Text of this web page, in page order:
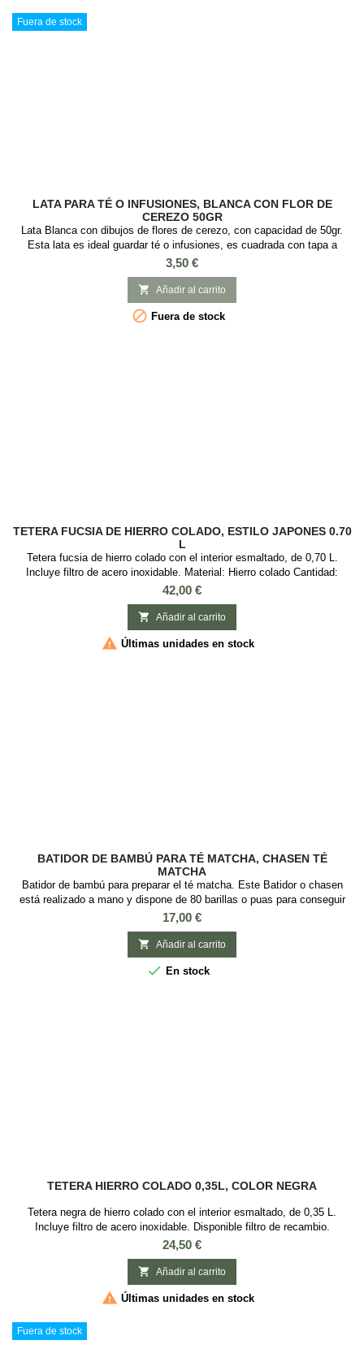
Fuera de stock
LATA PARA TÉ O INFUSIONES, BLANCA CON FLOR DE
CEREZO 50GR
Lata Blanca con dibujos de flores de cerezo, con capacidad de 50gr.
Esta lata es ideal guardar té o infusiones, es cuadrada con tapa a
presión y con Medidas: : 6,7 x 6,7 x 7,1 cm.
Precio
3,50 €
 Añadir al carrito
 Fuera de stock
TETERA FUCSIA DE HIERRO COLADO, ESTILO JAPONES 0.70
L
Tetera fucsia de hierro colado con el interior esmaltado, de 0,70 L.
Incluye filtro de acero inoxidable. Material: Hierro colado Cantidad:
700ml Color: Fucsia Motivos: Asa con cuerda, estilo japonés
Precio
42,00 €
 Añadir al carrito
 Últimas unidades en stock
BATIDOR DE BAMBÚ PARA TÉ MATCHA, CHASEN TÉ
MATCHA
Batidor de bambú para preparar el té matcha. Este Batidor o chasen
está realizado a mano y dispone de 80 barillas o puas para conseguir
una textura espumosa al batir el té matcha para la ceremonia tradicional
japonesa del té. Largo: 11cm.
Precio
17,00 €
 Añadir al carrito
 En stock
TETERA HIERRO COLADO 0,35L, COLOR NEGRA
Tetera negra de hierro colado con el interior esmaltado, de 0,35 L.
Incluye filtro de acero inoxidable. Disponible filtro de recambio.
Precio
24,50 €
 Añadir al carrito
 Últimas unidades en stock
Fuera de stock